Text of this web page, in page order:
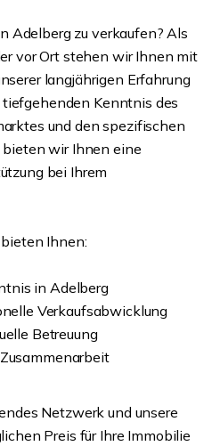
Adelberg zu verkaufen? Als
vor Ort stehen wir Ihnen mit
langjährigen Erfahrung
tiefgehenden Kenntnis des
und den spezifischen
wir Ihnen eine
bei Ihrem
Ihnen:
in Adelberg
Verkaufsabwicklung
Betreuung
Netzwerk und unsere
Preis für Ihre Immobilie